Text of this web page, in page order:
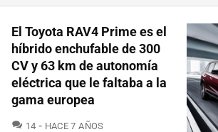
El Toyota RAV4 Prime es el
híbrido enchufable de 300
CV y 63 km de autonomía
eléctrica que le faltaba a la
gama europea
14 COMENTARIOS
HACE 7 AÑOS